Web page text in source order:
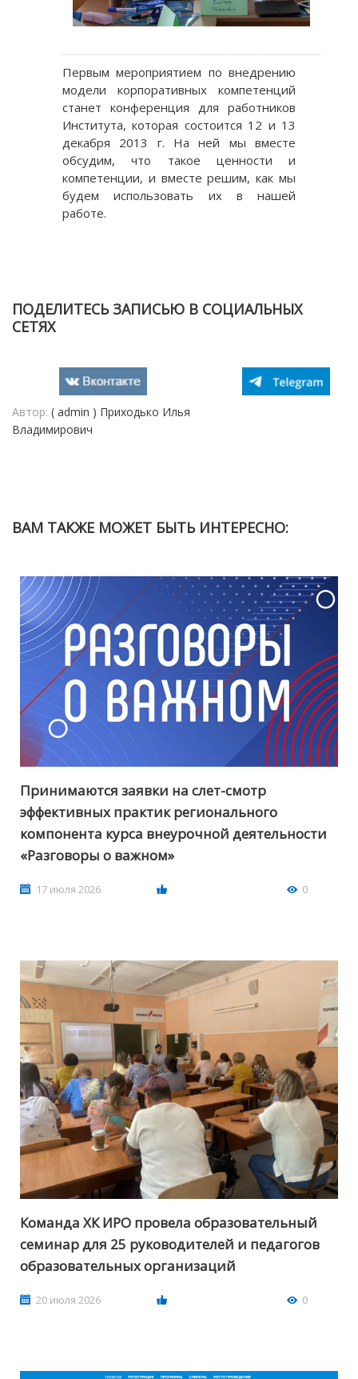
Первым мероприятием по внедрению
модели корпоративных компетенций
станет конференция для работников
Института, которая состоится 12 и 13
декабря 2013 г. На ней мы вместе
обсудим, что такое ценности и
компетенции, и вместе решим, как мы
будем использовать их в нашей
работе.
ПОДЕЛИТЕСЬ ЗАПИСЬЮ В СОЦИАЛЬНЫХ
СЕТЯХ
Автор: ( admin ) Приходько Илья
Владимирович
ВАМ ТАКЖЕ МОЖЕТ БЫТЬ ИНТЕРЕСНО:
Принимаются заявки на слет-смотр
эффективных практик регионального
компонента курса внеурочной деятельности
«Разговоры о важном»
17 июля 2026 0
Команда ХК ИРО провела образовательный
семинар для 25 руководителей и педагогов
образовательных организаций
20 июля 2026 0